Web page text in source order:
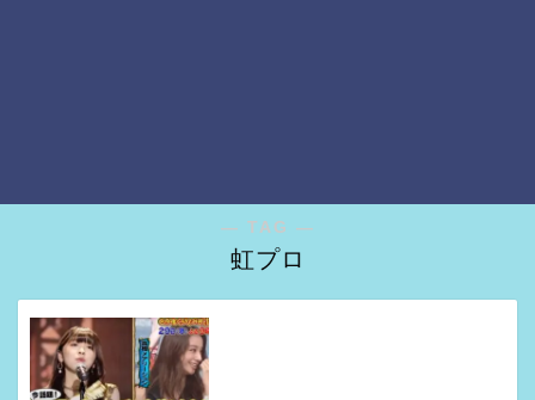
― TAG ―
虹プロ